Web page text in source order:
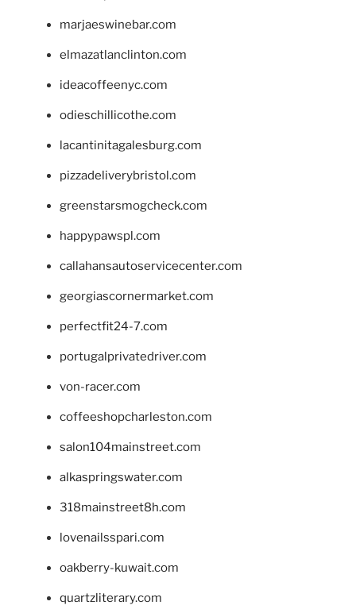
marjaeswinebar.com
elmazatlanclinton.com
ideacoffeenyc.com
odieschillicothe.com
lacantinitagalesburg.com
pizzadeliverybristol.com
greenstarsmogcheck.com
happypawspl.com
callahansautoservicecenter.com
georgiascornermarket.com
perfectfit24-7.com
portugalprivatedriver.com
von-racer.com
coffeeshopcharleston.com
salon104mainstreet.com
alkaspringswater.com
318mainstreet8h.com
lovenailsspari.com
oakberry-kuwait.com
quartzliterary.com